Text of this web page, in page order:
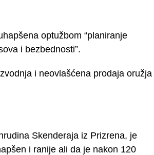
optužbom “planiranje
i bezbednosti”.
i neovlašćena prodaja oružja
Skenderaja iz Prizrena, je
i ranije ali da je nakon 120